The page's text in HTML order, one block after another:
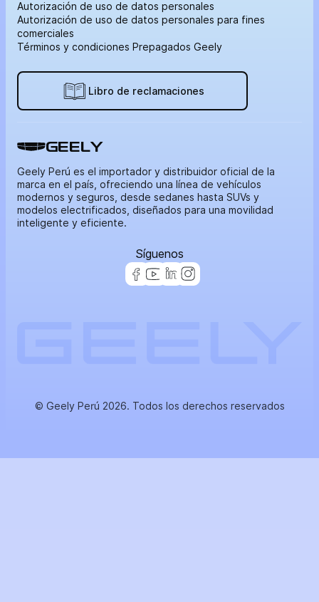
Autorización de uso de datos personales
Autorización de uso de datos personales para fines
comerciales
Términos y condiciones Prepagados Geely
Libro de reclamaciones
GEELY
Geely Perú es el importador y distribuidor oficial de la
marca en el país, ofreciendo una línea de vehículos
modernos y seguros, desde sedanes hasta SUVs y
modelos electrificados, diseñados para una movilidad
inteligente y eficiente.
Síguenos
© Geely Perú 2026. Todos los derechos reservados